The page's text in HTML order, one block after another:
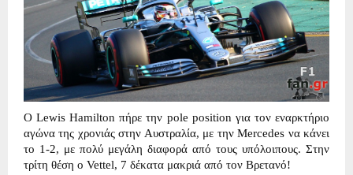
O Lewis Hamilton πήρε την pole position για τον εναρκτήριο
αγώνα της χρονιάς στην Αυστραλία, με την Mercedes να κάνει
το 1-2, με πολύ μεγάλη διαφορά από τους υπόλοιπους. Στην
τρίτη θέση ο Vettel, 7 δέκατα μακριά από τον Βρετανό!